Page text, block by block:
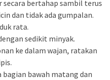
secara bertahap sambil terus
dan tidak ada gumpalan.
rata.
sedikit minyak.
ke dalam wajan, ratakan
bagian bawah matang dan